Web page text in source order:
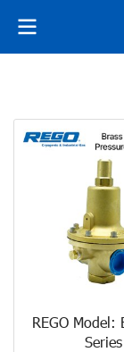
REGO Model:
Series